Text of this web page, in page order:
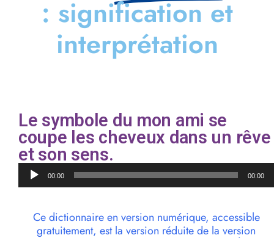
: signification et
interprétation
Le symbole du mon ami se
coupe les cheveux dans un rêve
et son sens.
Lecteur
audio00:00 00:00
Ce dictionnaire en version numérique, accessible
gratuitement, est la version réduite de la version